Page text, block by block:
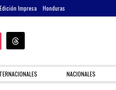
Edición Impresa Honduras
NACIONALES